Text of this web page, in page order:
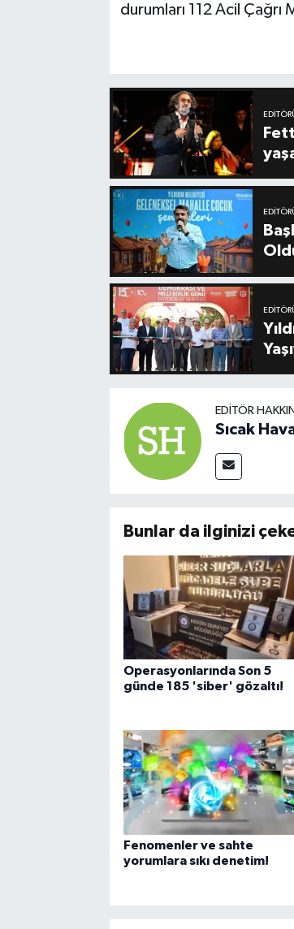
durumları 112 Acil
EDITÖR
Sıcak
Bunlar da ilginizi
Operasyonlarında Son 5
günde 185 'siber' gözaltı!
Fenomenler ve sahte
yorumlara sıkı denetim!